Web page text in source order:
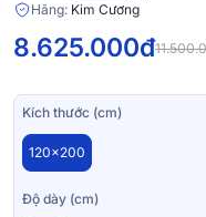
Hãng: Kim Cương
8.625.000đ
Kích thước (cm)
120x200
Độ dày (cm)